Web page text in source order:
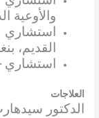
والأوعية
استشاري
القديم،
استشاري –
العلاجات
الدكتور